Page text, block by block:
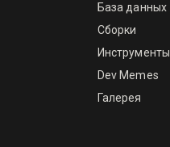
База данных
Сборки
Инструменты
Dev Memes
Галерея